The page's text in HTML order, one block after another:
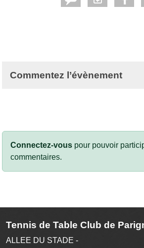
Commentez l’évènement
Connectez-vous pour pouvoir
commentaires.
Tennis de Table Club de
ALLEE DU STADE -